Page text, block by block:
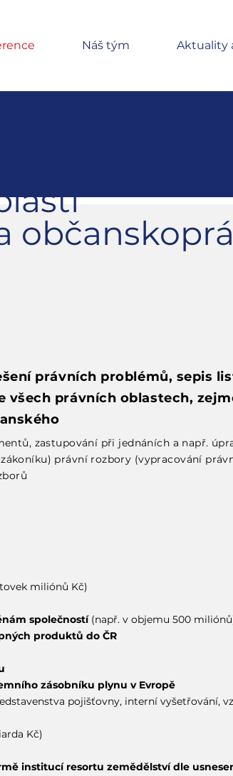
Náš tým Aktuality
právních problémů, sepis
všech právních oblastech,
zastupování při jednáních a např.
právní rozbory (vypracování
miliónů Kč)
společností (např. v objemu 500
produktů do ČR
zásobníku plynu v Evropě
pojišťovny, interní vyšetřování,
Kč)
institucí resortu zemědělství dle